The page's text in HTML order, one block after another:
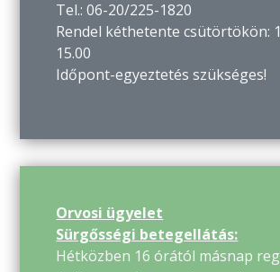
Tel.: 06-20/225-1820
Rendel kéthetente csütörtökön:
15.00
Időpont-egyeztetés szükséges!
Orvosi ügyelet
Sürgősségi betegellátás:
Hétközben 16 órától másnap